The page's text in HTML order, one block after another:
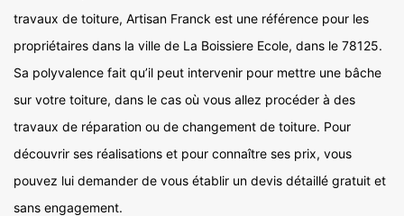
travaux de toiture, Artisan Franck est une référence pour les
propriétaires dans la ville de La Boissiere Ecole, dans le 78125.
Sa polyvalence fait qu’il peut intervenir pour mettre une bâche
sur votre toiture, dans le cas où vous allez procéder à des
travaux de réparation ou de changement de toiture. Pour
découvrir ses réalisations et pour connaître ses prix, vous
pouvez lui demander de vous établir un devis détaillé gratuit et
sans engagement.